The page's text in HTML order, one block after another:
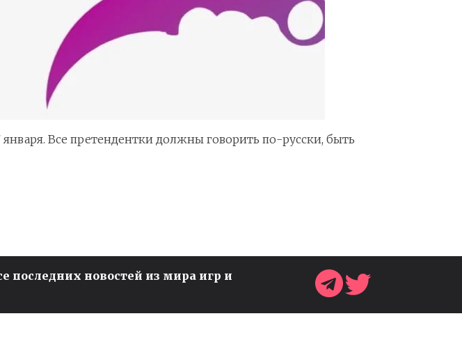
Все претендентки должны говорить по-русски, быть
последних новостей из мира игр и
ПО
ВЫШЕЛ ТРЕЙЛЕР